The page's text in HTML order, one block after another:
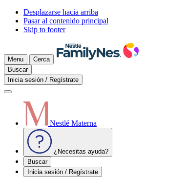
Desplazarse hacia arriba
Pasar al contenido principal
Skip to footer
Menu
Cerca
Buscar
Inicia sesión / Regístrate
Nestlé Materna
¿Necesitas ayuda?
Buscar
Inicia sesión / Regístrate